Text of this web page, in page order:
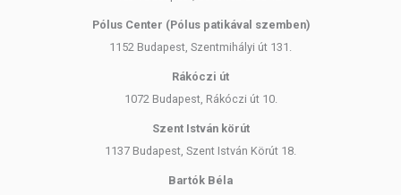
Pólus Center (Pólus patikával szemben)
1152 Budapest, Szentmihályi út 131.
Rákóczi út
1072 Budapest, Rákóczi út 10.
Szent István körút
1137 Budapest, Szent István Körút 18.
Bartók Béla